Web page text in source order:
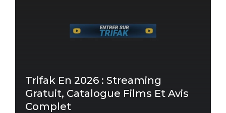
Trifak En 2026 : Streaming
Gratuit, Catalogue Films Et Avis
Complet